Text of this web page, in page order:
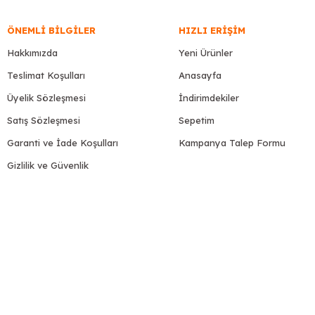
ÖNEMLI BILGILER
Hakkımızda
Teslimat Koşulları
Üyelik Sözleşmesi
Satış Sözleşmesi
Garanti ve İade Koşulları
Gizlilik ve Güvenlik
HIZLI ERIŞIM
Yeni Ürünler
Anasayfa
İndirimdekiler
Sepetim
Kampanya Talep Formu